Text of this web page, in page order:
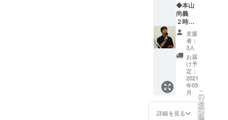
ンド、
イタリ
ア、ハ
イチの
4ヵ国の
女性
ボーカ
ルグ
ルー
プ。 ア
カペラ
コン
クール
数々の
レー）
タイ ⑨
激辛！
黒カ
レー
（イン
ド人も
驚く！
チキン
レー）
インド
的に４
ポター
ジュ ⑨
ガル
ビュー
（ベー
コン野
菜スー
プ）フ
ランス
郷土料
理 ⑩バ
プ（牛
交通
費、調
理、そ
の他費
用は実
費でい
ただき
ます。
リター
ンの有
効期限
は2021
年１０
月３０
す。
２、送
付付を
決めま
す。
３、送
付毎に
商品を
ニュー
の中か
ら決め
ていた
だきま
◆本山
尚義
２時間
貸出券
イベン
ト、講
演、直
接料理
指導な
どに活
用くだ
さい。
公序良
俗に反
支援
者：
3人
お届
け予
定：
2021
年05
月
詳細を見る
こ
の
リ
タ
ー
ン
を